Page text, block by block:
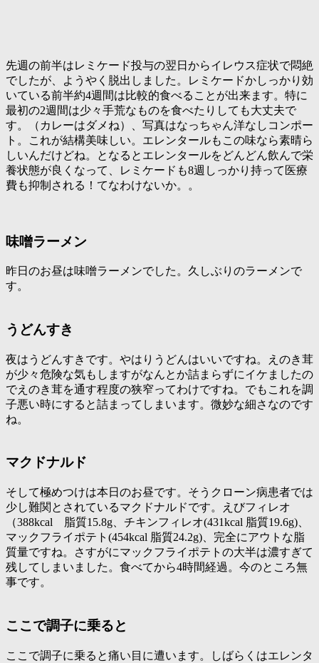
先週の前半はレミケード投与の翌日からイレウス症状で悶絶
でしたが、ようやく脱出しました。レミケードかしっかり効
いている前半約4週間は比較的食べることが出来ます。特に
最初の2週間は少々手荒なものを食べたりしても大丈夫で
す。（カレーはダメね）、写真はなっちゃん洋なしコンポー
ト。これが結構美味しい。エレンタールもこの味なら素晴ら
しいんだけどね。となるとエレンタールをどんどん飲んで栄
養状態が良くなって、レミケードも8週しっかり持って医療
費も抑制される！てなわけないか。。
味噌ラーメン
昨日のお昼は味噌ラーメンでした。久しぶりのラーメンで
す。
うどんすき
夜はうどんすきです。やはりうどんはいいですね。えのき茸
が少々危険な気もしますがなんとか詰まらずにイケましたの
でえのき茸を通す程度の狭窄ってわけですね。でもこれを調
子悪い時にすると詰まってしまいます。微妙な細さなのです
ね。
マクドナルド
そして極めつけは本日のお昼です。そうクローン病患者では
少し難関とされているマクドナルドです。えびフィレオ
（388kcal 脂質15.8g、チキンフィレオ(431kcal 脂質19.6g)、
マックフライポテト(454kcal 脂質24.2g)、完全にアウトな脂
質量ですね。さすがにマックフライポテトの大半は濃すぎて
残してしまいました。食べてから4時間経過。今のところ無
事です。
ここで調子に乗ると
ここで調子に乗ると痛い目に遭います。しばらくはエレンタ